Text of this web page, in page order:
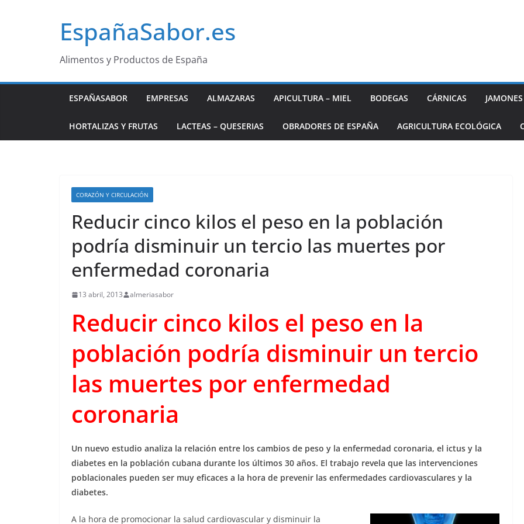
EspañaSabor.es
Alimentos y Productos de España
ESPAÑASABOR EMPRESAS ALMAZARAS APICULTURA – MIEL BODEGAS CÁRNICAS
HORTALIZAS Y FRUTAS LACTEAS – QUESERIAS OBRADORES DE ESPAÑA AGRICULTURA ECOLÓGICA
CORAZÓN Y CIRCULACIÓN
Reducir cinco kilos el peso en la población
podría disminuir un tercio las muertes por
enfermedad coronaria
13 abril, 2013 almeriasabor
Reducir cinco kilos el peso en la
población podría disminuir un tercio
las muertes por enfermedad
coronaria
Un nuevo estudio analiza la relación entre los cambios de peso y la enfermedad coronaria, el ictus y la
diabetes en la población cubana durante los últimos 30 años. El trabajo revela que las intervenciones
poblacionales pueden ser muy eficaces a la hora de prevenir las enfermedades cardiovasculares y la
diabetes.
A la hora de promocionar la salud cardiovascular y disminuir la